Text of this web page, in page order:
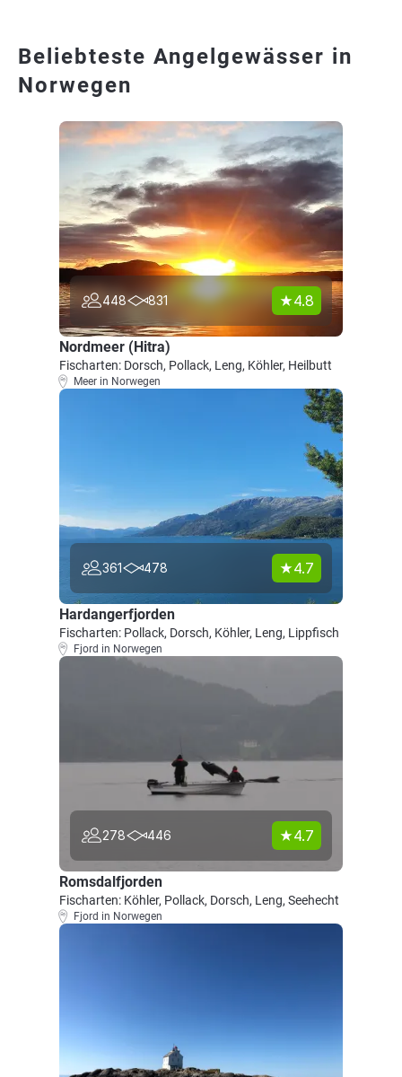
Beliebteste Angelgewässer in
Norwegen
448 831 4.8
Nordmeer (Hitra)
Fischarten: Dorsch, Pollack, Leng, Köhler, Heilbutt
Meer in Norwegen
361 478 4.7
Hardangerfjorden
Fischarten: Pollack, Dorsch, Köhler, Leng, Lippfisch
Fjord in Norwegen
278 446 4.7
Romsdalfjorden
Fischarten: Köhler, Pollack, Dorsch, Leng, Seehecht
Fjord in Norwegen